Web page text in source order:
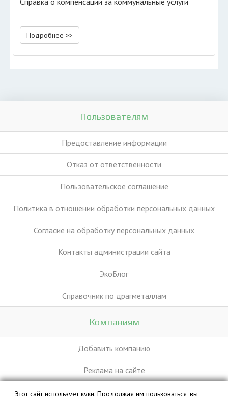
Подробнее >>
Пользователям
Предоставление информации
Отказ от ответственности
Пользовательское соглашение
Политика в отношении обработки персональных данных
Согласие на обработку персональных данных
Контакты администрации сайта
ЭкоБлог
Справочник по драгметаллам
Компаниям
Добавить компанию
Реклама на сайте
Этот сайт использует куки. Продолжая им пользоваться, вы